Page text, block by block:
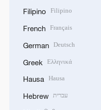
Filipino Filipino
French Français
German Deutsch
Greek Ελληνικά
Hausa Hausa
Hebrew עברית